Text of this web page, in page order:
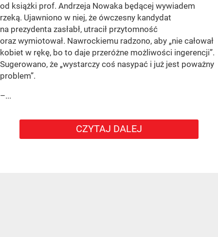
od książki prof. Andrzeja Nowaka będącej wywiadem
rzeką. Ujawniono w niej, że ówczesny kandydat
na prezydenta zasłabł, utracił przytomność
oraz wymiotował. Nawrockiemu radzono, aby „nie całował
kobiet w rękę, bo to daje przeróżne możliwości ingerencji”.
Sugerowano, że „wystarczy coś nasypać i już jest poważny
problem”.
–...
CZYTAJ DALEJ